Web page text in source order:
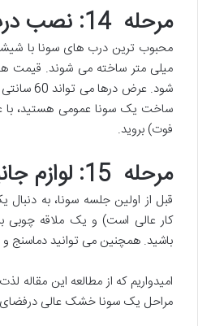
مرحله 14: نصب درب سونا
فوت) بروید.
مرحله 15: لوازم جانبی سونا
قبل از اولین جلسه سونا، به
کار عالی است) و یک ملاقه
باشید. همچنین می توانید دماسنج
امیدواریم که از مطالعه این مقاله
مراحل یک سونا خشک عالی درفضای